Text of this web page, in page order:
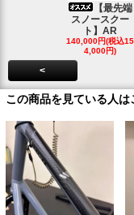
【最先端
スノースクー
ト】AR
140,000円(税込15
4,000円)
<
この商品を見ている人